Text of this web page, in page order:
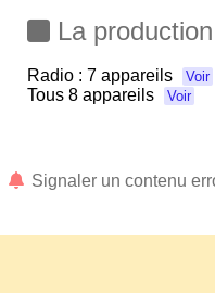
La
Radio : 7 appareils Voir
Tous 8 appareils Voir
Signaler un contenu